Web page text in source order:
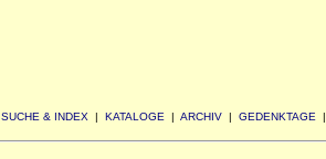
SUCHE & INDEX | KATALOGE | ARCHIV | GEDENKTAGE